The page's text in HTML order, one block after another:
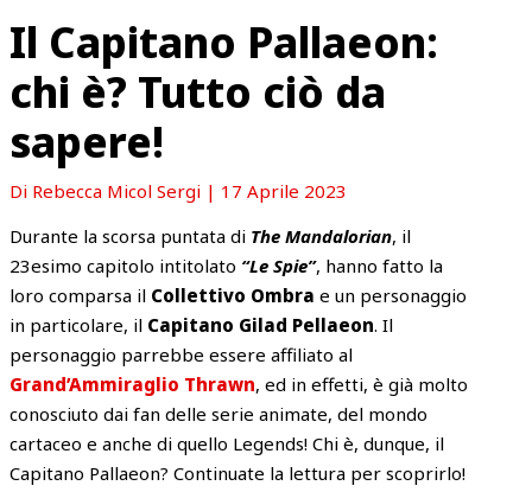
Il Capitano Pallaeon:
chi è? Tutto ciò da
sapere!
Di Rebecca Micol Sergi | 17 Aprile 2023
Durante la scorsa puntata di The Mandalorian, il
23esimo capitolo intitolato “Le Spie”, hanno fatto la
loro comparsa il Collettivo Ombrae un personaggio
in particolare, il Capitano Gilad Pellaeon. Il
personaggio parrebbe essere affiliato al
Grand’Ammiraglio Thrawn, ed in effetti, è già molto
conosciuto dai fan delle serie animate, del mondo
cartaceo e anche di quello Legends! Chi è, dunque, il
Capitano Pallaeon? Continuate la lettura per scoprirlo!